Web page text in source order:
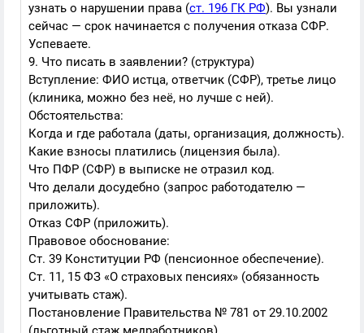
узнать о нарушении права (ст. 196 ГК РФ). Вы узнали
сейчас — срок начинается с получения отказа СФР.
Успеваете.
9. Что писать в заявлении? (структура)
Вступление: ФИО истца, ответчик (СФР), третье лицо
(клиника, можно без неё, но лучше с ней).
Обстоятельства:
Когда и где работала (даты, организация, должность).
Какие взносы платились (лицензия была).
Что ПФР (СФР) в выписке не отразил код.
Что делали досудебно (запрос работодателю —
приложить).
Отказ СФР (приложить).
Правовое обоснование:
Ст. 39 Конституции РФ (пенсионное обеспечение).
Ст. 11, 15 ФЗ «О страховых пенсиях» (обязанность
учитывать стаж).
Постановление Правительства № 781 от 29.10.2002